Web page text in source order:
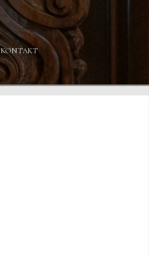
KONTAKT